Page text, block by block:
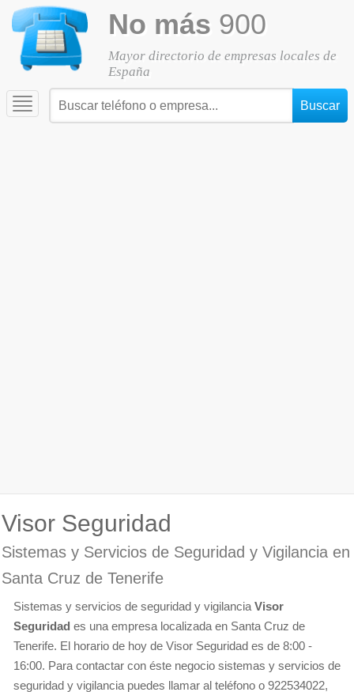
No más 900
Mayor directorio de empresas locales de
España
Toggle
navigation
Visor Seguridad
Sistemas y Servicios de Seguridad y Vigilancia en
Santa Cruz de Tenerife
Sistemas y servicios de seguridad y vigilancia Visor
Seguridad es una empresa localizada en Santa Cruz de
Tenerife. El horario de hoy de Visor Seguridad es de 8:00 -
16:00. Para contactar con éste negocio sistemas y servicios de
seguridad y vigilancia puedes llamar al teléfono o 922534022,